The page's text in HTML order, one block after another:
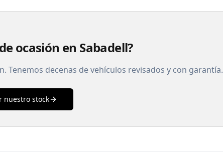
ocasión en Sabadell?
decenas de vehículos revisados y con garantía.
nuestro stock